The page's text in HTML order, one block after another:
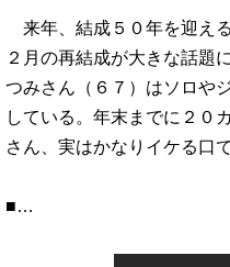
来年、結成５０年を迎え
２月の再結成が大きな話題
つみさん（６７）はソロや
している。年末までに２０
さん、実はかなりイケる口
■…